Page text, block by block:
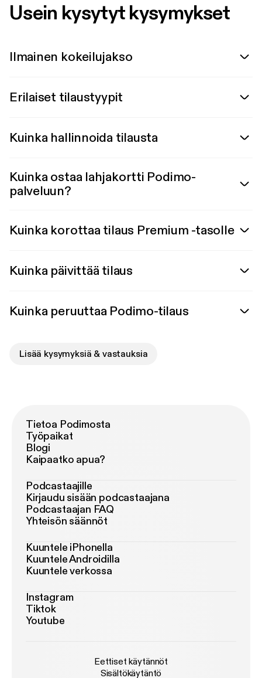
Usein kysytyt kysymykset
Ilmainen kokeilujakso
Erilaiset tilaustyypit
Kuinka hallinnoida tilausta
Kuinka ostaa lahjakortti Podimo-
palveluun?
Kuinka korottaa tilaus Premium -tasolle
Kuinka päivittää tilaus
Kuinka peruuttaa Podimo-tilaus
Lisää kysymyksiä & vastauksia
Tietoa Podimosta
Työpaikat
Blogi
Kaipaatko apua?
Podcastaajille
Kirjaudu sisään podcastaajana
Podcastaajan FAQ
Yhteisön säännöt
Kuuntele iPhonella
Kuuntele Androidilla
Kuuntele verkossa
Instagram
Tiktok
Youtube
Eettiset käytännöt
Sisältökäytäntö